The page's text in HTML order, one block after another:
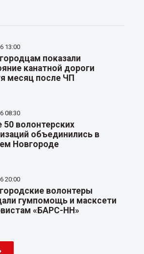
13:00
показали
канатной дороги
месяц после ЧП
08:30
50 волонтерских
объединились в
Новгороде
20:00
волонтеры
гумпомощь и масксети
«БАРС-НН»